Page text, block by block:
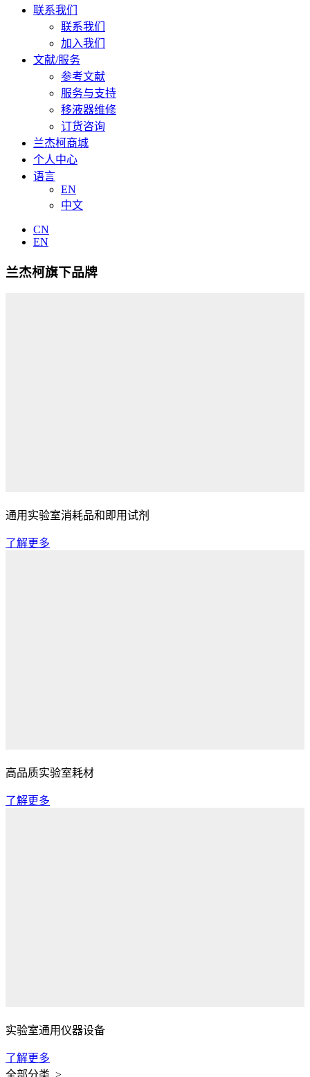
联系我们
联系我们
加入我们
文献/服务
参考文献
服务与支持
移液器维修
订货咨询
兰杰柯商城
个人中心
语言
EN
中文
CN
EN
兰杰柯旗下品牌
通用实验室消耗品和即用试剂
了解更多
高品质实验室耗材
了解更多
实验室通用仪器设备
了解更多